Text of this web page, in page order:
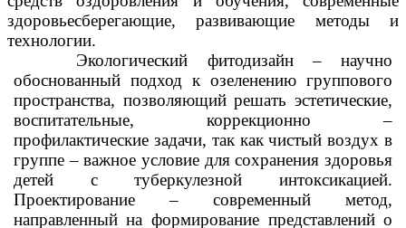
здоровьесберегающие, развивающие методы и
технологии.
Экологический фитодизайн – научно
обоснованный подход к озеленению группового
пространства, позволяющий решать эстетические,
воспитательные, коррекционно –
профилактические задачи, так как чистый воздух в
группе – важное условие для сохранения здоровья
детей с туберкулезной интоксикацией.
Проектирование – современный метод,
направленный на формирование представлений о